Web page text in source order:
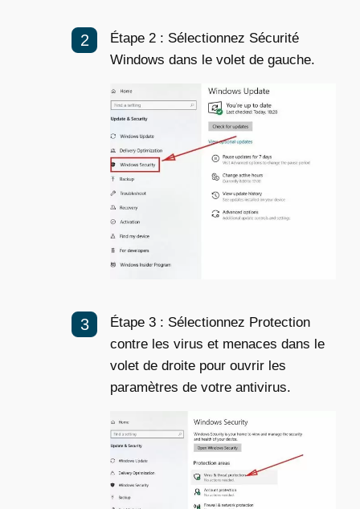
Étape 2 : Sélectionnez Sécurité
Windows dans le volet de gauche.
Étape 3 : Sélectionnez Protection
contre les virus et menaces dans le
volet de droite pour ouvrir les
paramètres de votre antivirus.